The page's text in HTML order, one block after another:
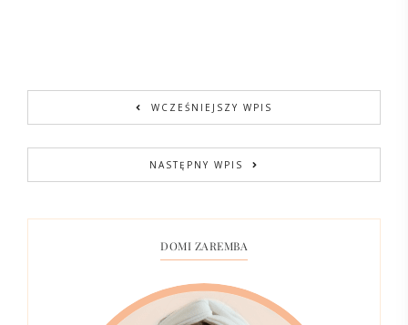
WCZEŚNIEJSZY WPIS
NASTĘPNY WPIS
DOMI ZAREMBA